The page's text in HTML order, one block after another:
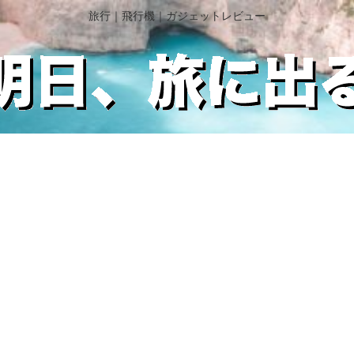
旅行｜飛行機｜ガジェットレビュー